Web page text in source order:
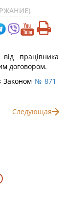
працівника
договором.
Законом № 871-
Следующая